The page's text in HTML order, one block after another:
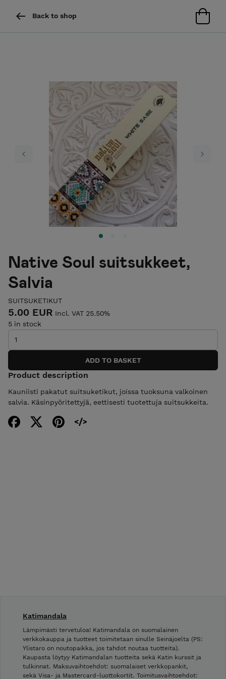
Back to shop
Previous Next
Native Soul suitsukkeet,
Salvia
SUITSUKETIKUT
5.00 EUR Incl. VAT 25.50%
5 in stock
Product description
Kauniisti pakatut suitsuketikut, joissa tuoksuna valkoinen
salvia. Käsinpyöritettyjä, eettisesti tuotettuja suitsukkeita.
Katimandala
Lämpimästi tervetuloa! Katimandala on suomalainen
verkkokauppa ja tuotteet toimitetaan sinulle Seinäjoelta (PS:
Ylistaro on noutopaikka, jos tahdot noutaa tuotteita).
Kaupasta löytyy Katimandalan tuotteita sekä Katin kurssit ja
tulkinnat. Maksuvaihtoehdot: suomalaiset verkkopankit,
sekä Visa- ja Mastercard-luottokortit. Toimitusvaihtoehdot: